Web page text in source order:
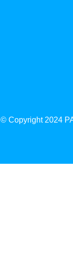
© Copyright 2024